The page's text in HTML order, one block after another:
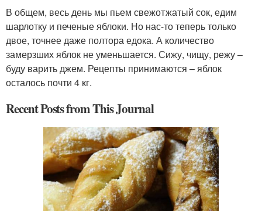
В общем, весь день мы пьем свежотжатый сок, едим
шарлотку и печеные яблоки. Но нас-то теперь только
двое, точнее даже полтора едока. А количество
замерзших яблок не уменьшается. Сижу, чищу, режу –
буду варить джем. Рецепты принимаются – яблок
осталось почти 4 кг.
Recent Posts from This Journal